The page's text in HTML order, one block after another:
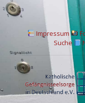
Impressum
Suche